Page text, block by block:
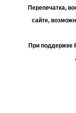
Перепечатка,
сайте,
При поддержке